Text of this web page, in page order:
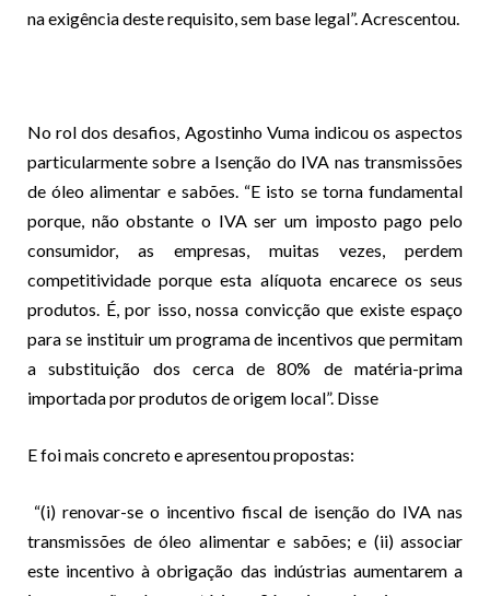
na exigência deste requisito, sem base legal”. Acrescentou.
No rol dos desafios, Agostinho Vuma indicou os aspectos
particularmente sobre a Isenção do IVA nas transmissões
de óleo alimentar e sabões. “E isto se torna fundamental
porque, não obstante o IVA ser um imposto pago pelo
consumidor, as empresas, muitas vezes, perdem
competitividade porque esta alíquota encarece os seus
produtos. É, por isso, nossa convicção que existe espaço
para se instituir um programa de incentivos que permitam
a substituição dos cerca de 80% de matéria-prima
importada por produtos de origem local”. Disse
E foi mais concreto e apresentou propostas:
“(i) renovar-se o incentivo fiscal de isenção do IVA nas
transmissões de óleo alimentar e sabões; e (ii) associar
este incentivo à obrigação das indústrias aumentarem a